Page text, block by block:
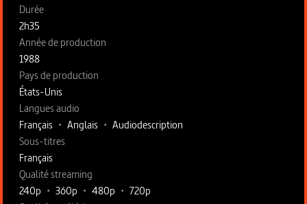
Fiche technique section gauche
Durée
2h35
Année de production
1988
Pays de production
États-Unis
Langues audio
Français • Anglais • Audiodescription
Sous-titres
Français
Qualité streaming
240p • 360p • 480p • 720p